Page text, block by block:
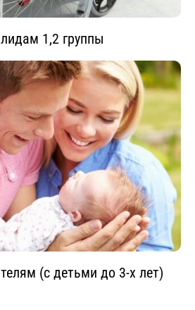
1,2 группы
(с детьми до 3-х лет)